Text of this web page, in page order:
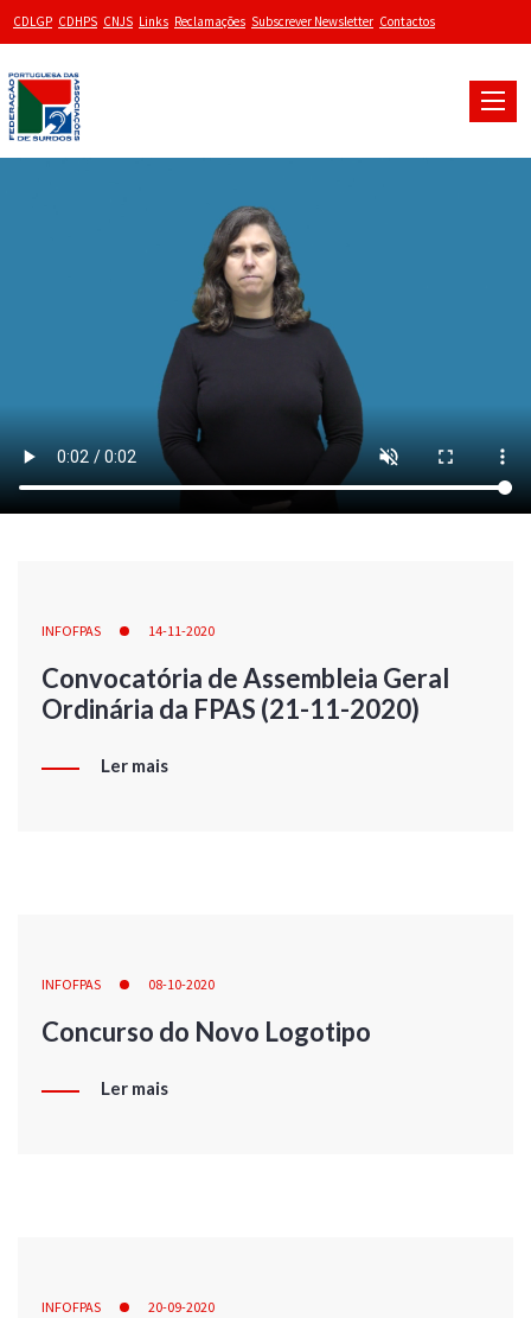
CDLGP CDHPS CNJS Links Reclamações Subscrever Newsletter Contactos
Toggle
INFOFPAS 14-11-2020
Convocatória de Assembleia Geral
Ordinária da FPAS (21-11-2020)
Ler mais
INFOFPAS 08-10-2020
Concurso do Novo Logotipo
Ler mais
INFOFPAS 20-09-2020